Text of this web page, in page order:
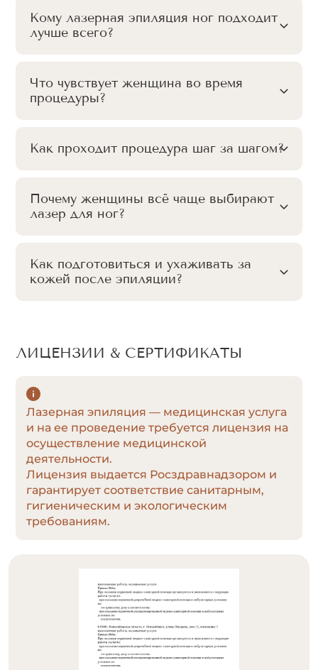
Кому лазерная эпиляция ног подходит
лучше всего?
Что чувствует женщина во время
процедуры?
Как проходит процедура шаг за шагом?
Почему женщины всё чаще выбирают
лазер для ног?
Как подготовиться и ухаживать за
кожей после эпиляции?
ЛИЦЕНЗИИ & СЕРТИФИКАТЫ
Лазерная эпиляция — медицинская услуга
и на ее проведение требуется лицензия на
осуществление медицинской
деятельности.
Лицензия выдается Росздравнадзором и
гарантирует соответствие санитарным,
гигиеническим и экологическим
требованиям.